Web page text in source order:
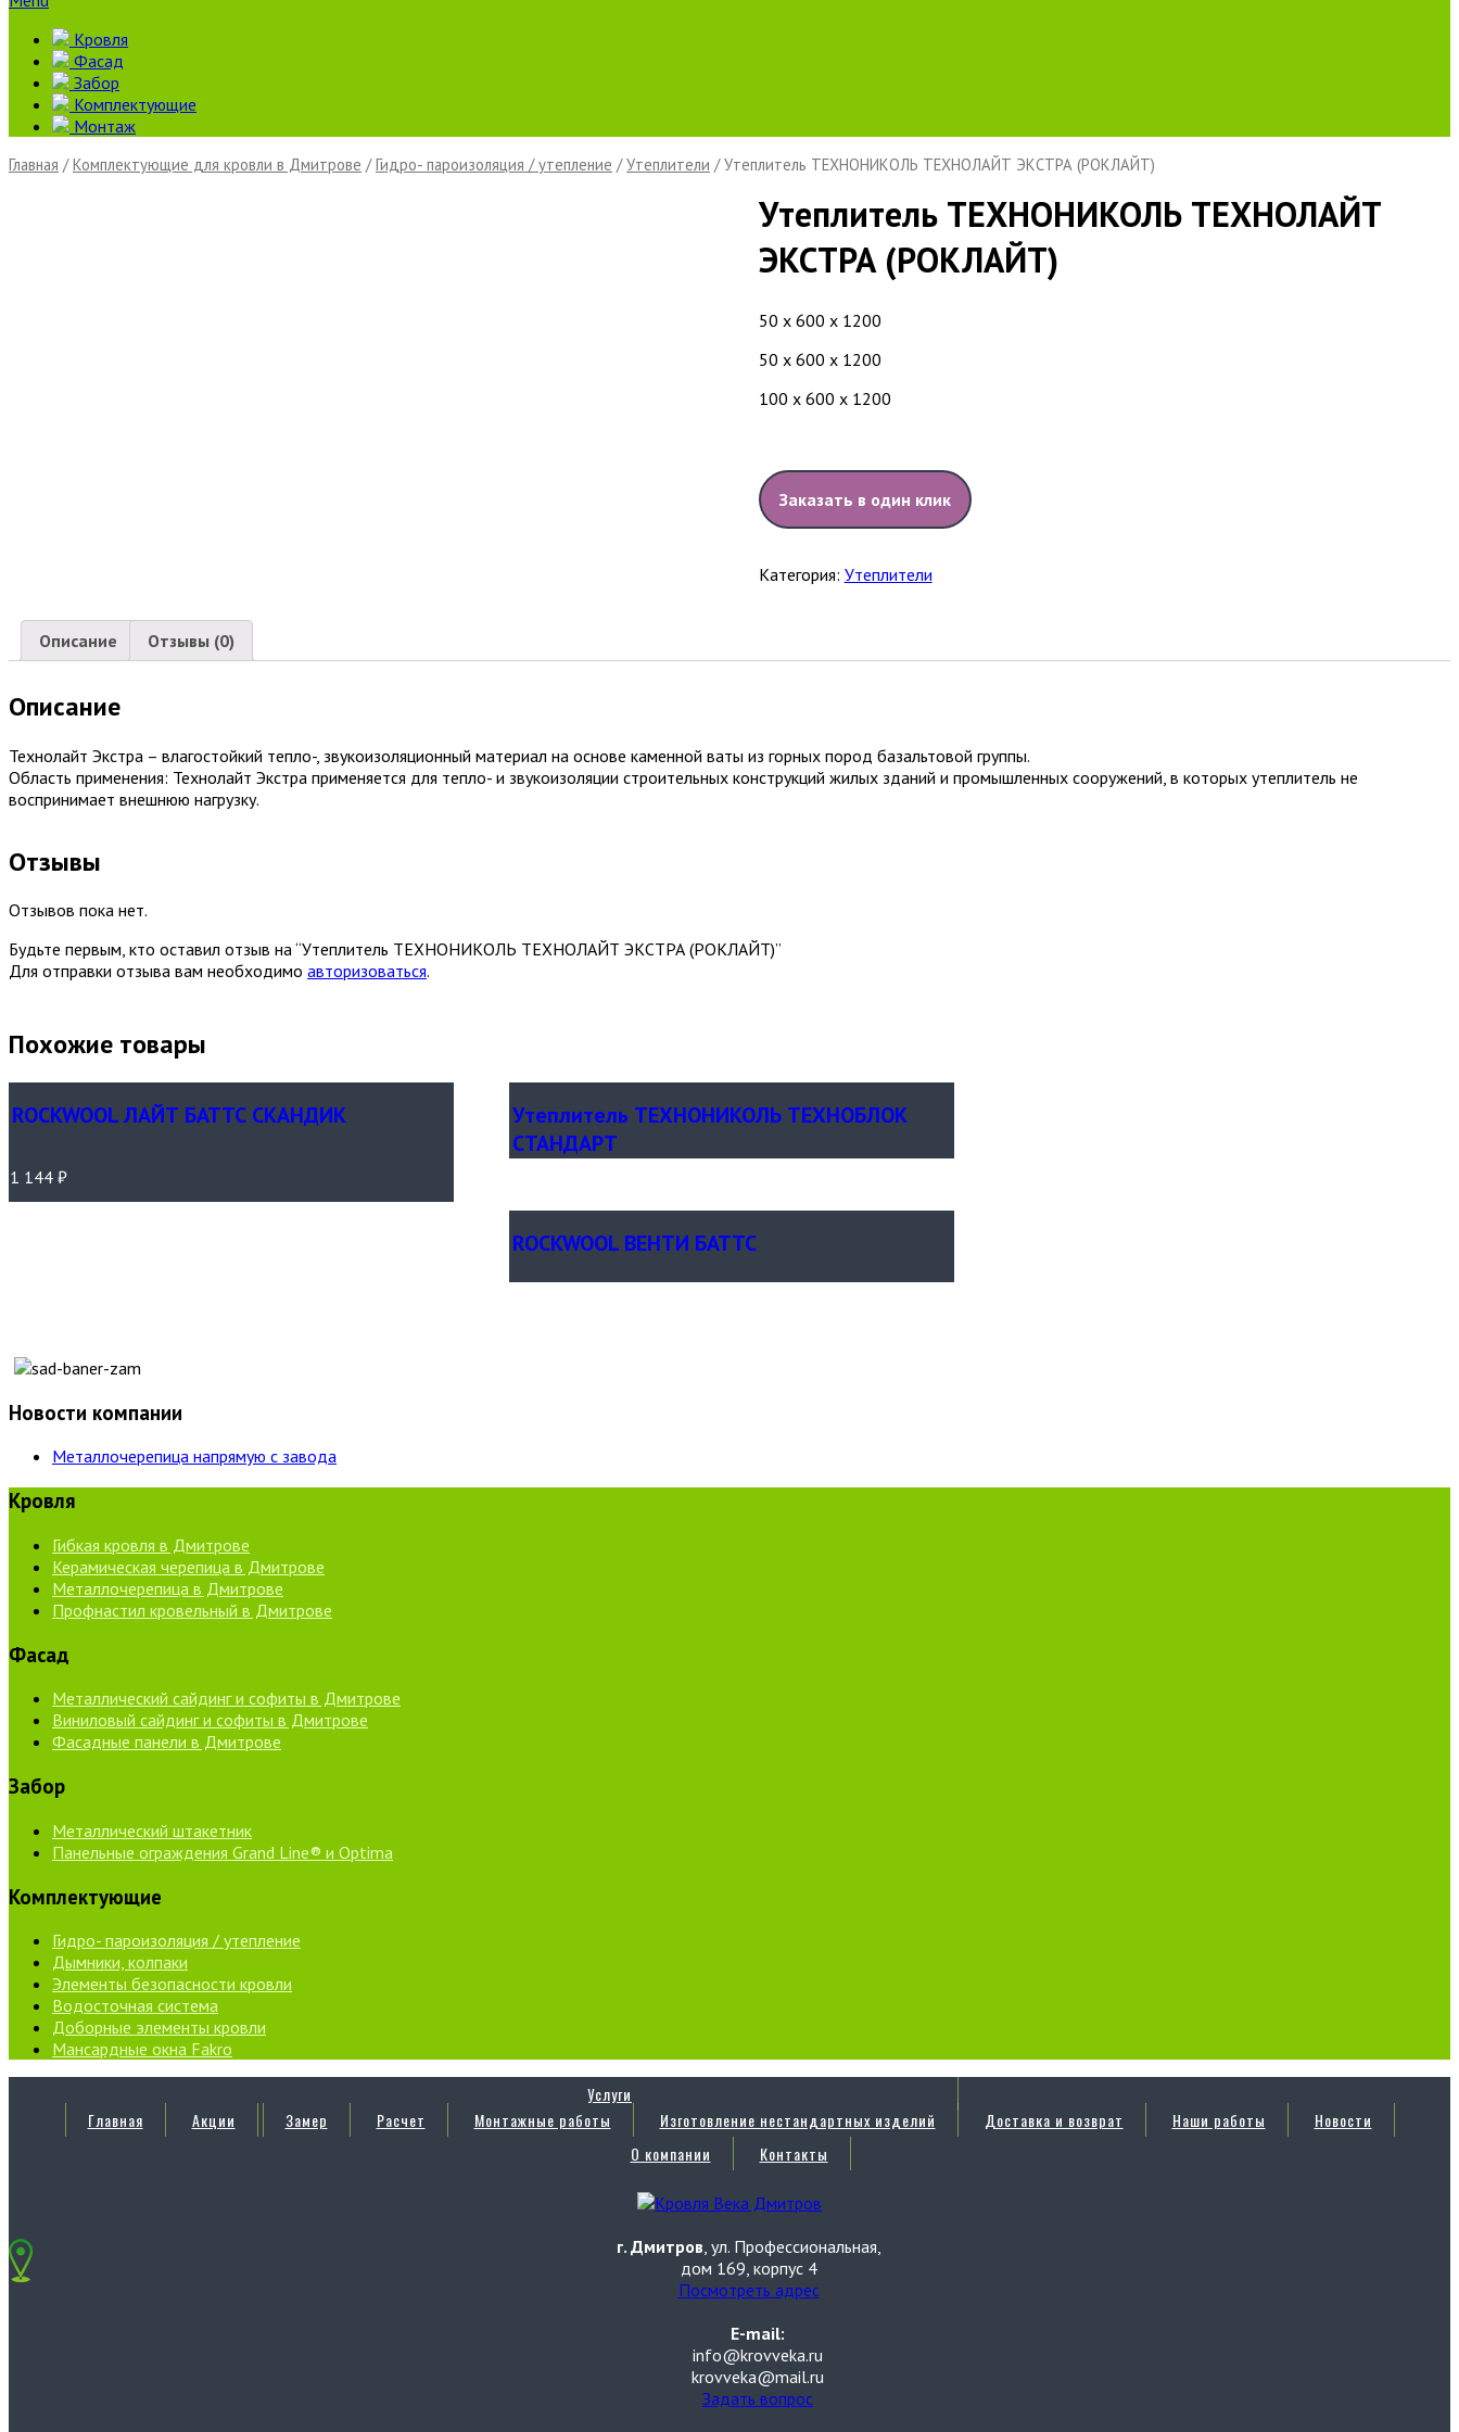
Кровля
Фасад
Забор
Комплектующие
Монтаж
Главная /Комплектующие для кровли в Дмитрове /Гидро- пароизоляция / утепление /Утеплители / Утеплитель ТЕХНОНИКОЛЬ ТЕХНОЛАЙТ ЭКСТРА (РОКЛАЙТ)
Утеплитель ТЕХНОНИКОЛЬ ТЕХНОЛАЙТ
ЭКСТРА (РОКЛАЙТ)
50 х 600 х 1200
50 х 600 х 1200
100 х 600 х 1200
Заказать в один клик
Категория: Утеплители
Описание Отзывы (0)
Описание
Технолайт Экстра – влагостойкий тепло-, звукоизоляционный материал на основе каменной ваты из горных пород базальтовой группы.
Область применения: Технолайт Экстра применяется для тепло- и звукоизоляции строительных конструкций жилых зданий и промышленных сооружений, в которых утеплитель не
воспринимает внешнюю нагрузку.
Отзывы
Отзывов пока нет.
Будьте первым, кто оставил отзыв на “Утеплитель ТЕХНОНИКОЛЬ ТЕХНОЛАЙТ ЭКСТРА (РОКЛАЙТ)”
Для отправки отзыва вам необходимо авторизоваться.
Похожие товары
ROCKWOOL ЛАЙТ БАТТС СКАНДИК
1 144 ₽
Утеплитель ТЕХНОНИКОЛЬ ТЕХНОБЛОК
СТАНДАРТ
ROCKWOOL ВЕНТИ БАТТС
Новости компании
Металлочерепица напрямую с завода
Кровля
Гибкая кровля в Дмитрове
Керамическая черепица в Дмитрове
Металлочерепица в Дмитрове
Профнастил кровельный в Дмитрове
Фасад
Металлический сайдинг и софиты в Дмитрове
Виниловый сайдинг и софиты в Дмитрове
Фасадные панели в Дмитрове
Забор
Металлический штакетник
Панельные ограждения Grand Line® и Optima
Комплектующие
Гидро- пароизоляция / утепление
Дымники, колпаки
Элементы безопасности кровли
Водосточная система
Доборные элементы кровли
Мансардные окна Fakro
Главная Акции
Услуги
Замер
Расчет Монтажные работы Изготовление нестандартных изделий Доставка и возврат Наши работы
Новости
О компании
Контакты
г. Дмитров, ул. Профессиональная,
дом 169, корпус 4
Посмотреть адрес
E-mail:
info@krovveka.ru
krovveka@mail.ru
Задать вопрос